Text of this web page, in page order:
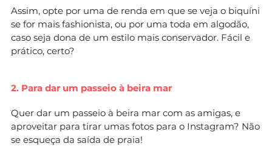
Assim, opte por uma de renda em que se veja o biquíni
se for mais fashionista, ou por uma toda em algodão,
caso seja dona de um estilo mais conservador. Fácil e
prático, certo?
2. Para dar um passeio à beira mar
Quer dar um passeio à beira mar com as amigas, e
aproveitar para tirar umas fotos para o Instagram? Não
se esqueça da saída de praia!